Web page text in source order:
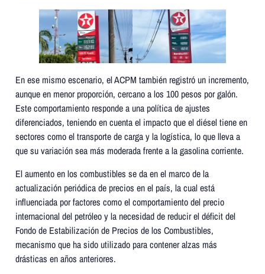
En ese mismo escenario, el ACPM también registró un incremento,
aunque en menor proporción, cercano a los 100 pesos por galón.
Este comportamiento responde a una política de ajustes
diferenciados, teniendo en cuenta el impacto que el diésel tiene en
sectores como el transporte de carga y la logística, lo que lleva a
que su variación sea más moderada frente a la gasolina corriente.
El aumento en los combustibles se da en el marco de la
actualización periódica de precios en el país, la cual está
influenciada por factores como el comportamiento del precio
internacional del petróleo y la necesidad de reducir el déficit del
Fondo de Estabilización de Precios de los Combustibles,
mecanismo que ha sido utilizado para contener alzas más
drásticas en años anteriores.